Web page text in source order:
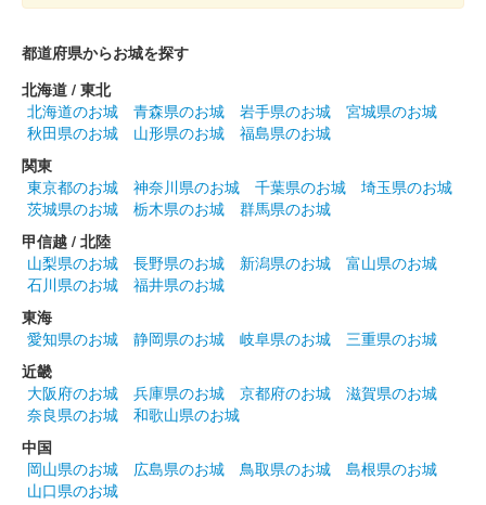
和歌山城 御城印
和歌山城を中心とした絵地図がデザインされている。
和歌山城 御城印 令和七年春限定
和歌山城 御城印
「天守と紀州犬」
販売終了
和歌山城公園動物園で限定販売されている御城印の第1弾。はが
き大の厚紙（角丸）に、「和歌山城」「和歌山城公園動物園 来
園記念」の文字が印刷され、紀州徳川家の家紋と天守、紀州犬の
綾芽（あやめ）と皐月（……
都道府県からお城を探す
北海道 / 東北
北海道のお城
青森県のお城 岩手県のお城
宮城県のお城
秋田県のお城
山形県のお城
福島県のお城
関東
東京都のお城
神奈川県のお城 千葉県のお城
埼玉県のお城
茨城県のお城
栃木県のお城
群馬県のお城
甲信越 / 北陸
山梨県のお城
長野県のお城 新潟県のお城
富山県のお城
石川県のお城
福井県のお城
東海
愛知県のお城
静岡県のお城 岐阜県のお城
三重県のお城
近畿
大阪府のお城
兵庫県のお城 京都府のお城
滋賀県のお城
奈良県のお城
和歌山県のお城
中国
岡山県のお城
広島県のお城 鳥取県のお城
島根県のお城
山口県のお城